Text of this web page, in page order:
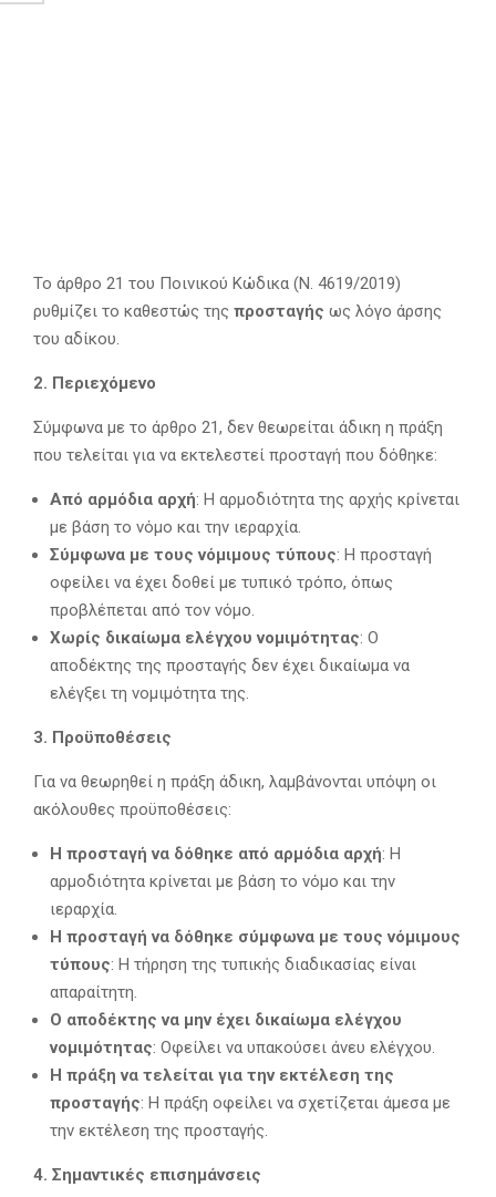
Το άρθρο 21 του Ποινικού Κώδικα (Ν. 4619/2019)
ρυθμίζει το καθεστώς της προσταγής ως λόγο άρσης
του αδίκου.
2. Περιεχόμενο
Σύμφωνα με το άρθρο 21, δεν θεωρείται άδικη η πράξη
που τελείται για να εκτελεστεί προσταγή που δόθηκε:
Από αρμόδια αρχή: Η αρμοδιότητα της αρχής κρίνεται
με βάση το νόμο και την ιεραρχία.
Σύμφωνα με τους νόμιμους τύπους: Η προσταγή
οφείλει να έχει δοθεί με τυπικό τρόπο, όπως
προβλέπεται από τον νόμο.
Χωρίς δικαίωμα ελέγχου νομιμότητας: Ο
αποδέκτης της προσταγής δεν έχει δικαίωμα να
ελέγξει τη νομιμότητα της.
3. Προϋποθέσεις
Για να θεωρηθεί η πράξη άδικη, λαμβάνονται υπόψη οι
ακόλουθες προϋποθέσεις:
Η προσταγή να δόθηκε από αρμόδια αρχή: Η
αρμοδιότητα κρίνεται με βάση το νόμο και την
ιεραρχία.
Η προσταγή να δόθηκε σύμφωνα με τους νόμιμους
τύπους: Η τήρηση της τυπικής διαδικασίας είναι
απαραίτητη.
Ο αποδέκτης να μην έχει δικαίωμα ελέγχου
νομιμότητας: Οφείλει να υπακούσει άνευ ελέγχου.
Η πράξη να τελείται για την εκτέλεση της
προσταγής: Η πράξη οφείλει να σχετίζεται άμεσα με
την εκτέλεση της προσταγής.
4. Σημαντικές επισημάνσεις